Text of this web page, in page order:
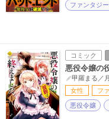
ファンタジ
コミック
悪役令嬢の
甲羅まる／
女性
フ
悪役令嬢